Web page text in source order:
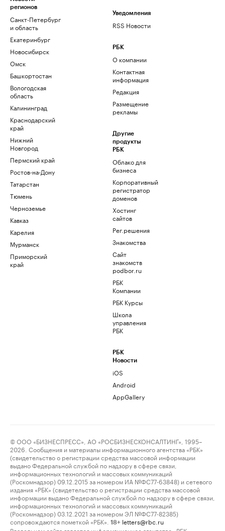
регионов
Санкт-Петербург
и область
Екатеринбург
Новосибирск
Омск
Башкортостан
Вологодская
область
Калининград
Краснодарский
край
Нижний
Новгород
Пермский край
Ростов-на-Дону
Татарстан
Тюмень
Черноземье
Кавказ
Карелия
Мурманск
Приморский
край
Уведомления
RSS Новости
РБК
О компании
Контактная
информация
Редакция
Размещение
рекламы
Другие
продукты
РБК
Облако для
бизнеса
Корпоративный
регистратор
доменов
Хостинг
сайтов
Рег.решения
Знакомства
Сайт
знакомств
podbor.ru
РБК
Компании
РБК Курсы
Школа
управления
РБК
РБК
Новости
iOS
Android
AppGallery
© ООО «БИЗНЕСПРЕСС», АО «РОСБИЗНЕСКОНСАЛТИНГ», 1995–
2026. Сообщения и материалы информационного агентства «РБК»
(свидетельство о регистрации средства массовой информации
выдано Федеральной службой по надзору в сфере связи,
информационных технологий и массовых коммуникаций
(Роскомнадзор) 09.12.2015 за номером ИА №ФС77-63848) и сетевого
издания «РБК» (свидетельство о регистрации средства массовой
информации выдано Федеральной службой по надзору в сфере связи,
информационных технологий и массовых коммуникаций
(Роскомнадзор) 03.12.2021 за номером ЭЛ №ФС77-82385)
сопровождаются пометкой «РБК».
18+ letters@rbc.ru